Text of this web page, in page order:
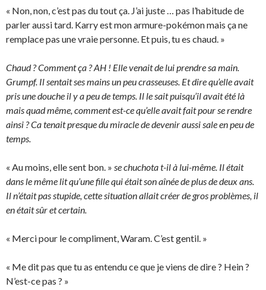
« Non, non, c’est pas du tout ça. J’ai juste … pas l’habitude de
parler aussi tard. Karry est mon armure-pokémon mais ça ne
remplace pas une vraie personne. Et puis, tu es chaud. »
Chaud ? Comment ça ? AH ! Elle venait de lui prendre sa main.
Grumpf. Il sentait ses mains un peu crasseuses. Et dire qu’elle avait
pris une douche il y a peu de temps. Il le sait puisqu’il avait été là
mais quad même, comment est-ce qu’elle avait fait pour se rendre
ainsi ? Ca tenait presque du miracle de devenir aussi sale en peu de
temps.
« Au moins, elle sent bon. » se chuchota t-il à lui-même. Il était
dans le même lit qu’une fille qui était son aînée de plus de deux ans.
Il n’était pas stupide, cette situation allait créer de gros problèmes, il
en était sûr et certain.
« Merci pour le compliment, Waram. C’est gentil. »
« Me dit pas que tu as entendu ce que je viens de dire ? Hein ?
N’est-ce pas ? »